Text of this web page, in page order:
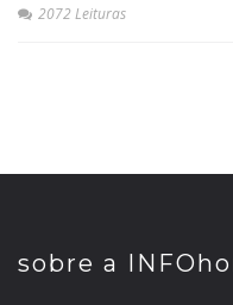
2072 Leituras
sobre a